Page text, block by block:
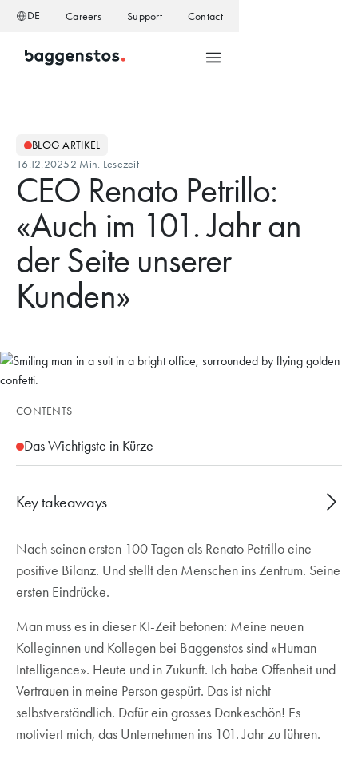
DE Careers Support Contact
BLOG ARTIKEL
16.12.20252 Min. Lesezeit
CEO Renato Petrillo:
«Auch im 101. Jahr an
der Seite unserer
Kunden»
CONTENTS
Das Wichtigste in Kürze
Key takeaways
CEO Renato Petrillo nach 100 Tagen: positive
Bilanz dank engagiertem Team, enge Microsoft-
Partnerschaft, Fokus auf KI-gestützte Sicherheit für
Baggenstos
Nach seinen ersten 100 Tagen als Renato Petrillo eine
positive Bilanz. Und stellt den Menschen ins Zentrum. Seine
ersten Eindrücke.
Man muss es in dieser KI-Zeit betonen: Meine neuen
Kolleginnen und Kollegen bei Baggenstos sind «Human
Intelligence». Heute und in Zukunft. Ich habe Offenheit und
Vertrauen in meine Person gespürt. Das ist nicht
selbstverständlich. Dafür ein grosses Dankeschön! Es
motiviert mich, das Unternehmen ins 101. Jahr zu führen.